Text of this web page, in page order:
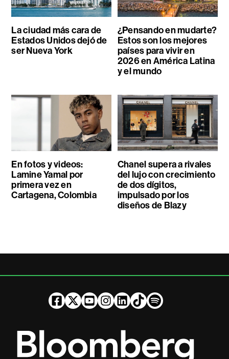
La ciudad más cara de
Estados Unidos dejó de
ser Nueva York
¿Pensando en mudarte?
Estos son los mejores
países para vivir en
2026 en América Latina
y el mundo
En fotos y videos:
Lamine Yamal por
primera vez en
Cartagena, Colombia
Chanel supera a rivales
del lujo con crecimiento
de dos dígitos,
impulsado por los
diseños de Blazy